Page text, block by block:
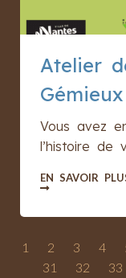
Atelier
Vous avez
l’histoire de
EN SAVOIR
1 2 3 4
31
32 33